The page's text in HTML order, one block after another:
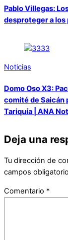
Pablo Villegas:
desproteger a
Noticias
Domo Oso X3:
comité de Saicán
Tariquía | ANA
Deja una
Tu dirección de
campos
Comentario *